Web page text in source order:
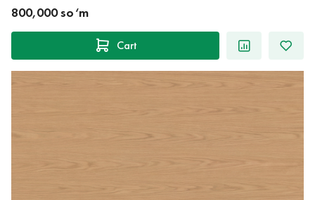
800,000 so‘m
Cart